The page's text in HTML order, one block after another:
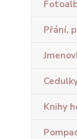
Přání,
Knihy